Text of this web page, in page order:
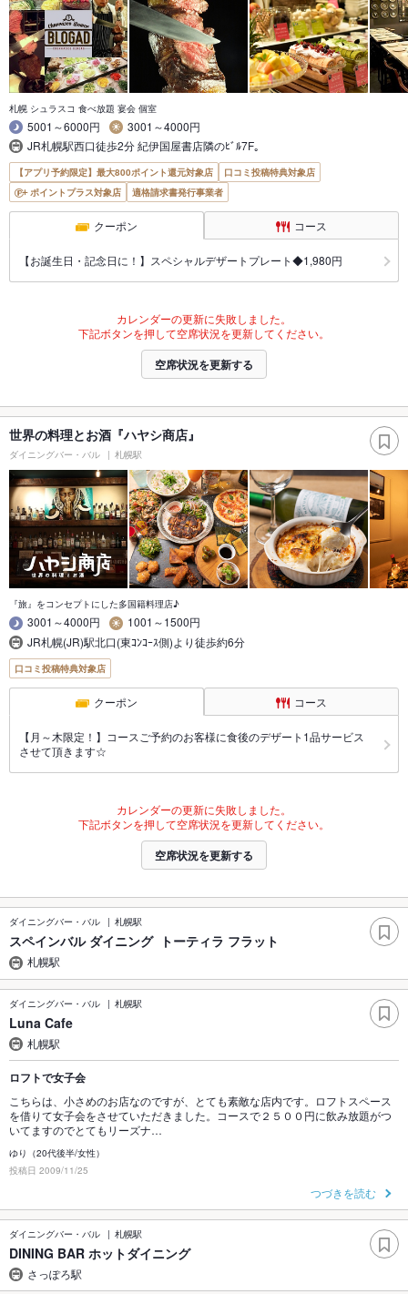
札幌 シュラスコ 食べ放題 宴会 個室
5001～6000円
3001～4000円
JR札幌駅西口徒歩2分 紀伊国屋書店隣のﾋﾞﾙ7F｡
【アプリ予約限定】最大800ポイント還元対象店
口コミ投稿特典対象店
ポイントプラス対象店
適格請求書発行事業者
クーポン コース
【お誕生日・記念日に！】スペシャルデザートプレート◆1,980円
カレンダーの更新に失敗しました。
下記ボタンを押して空席状況を更新してください。
空席状況を更新する
世界の料理とお酒『ハヤシ商店』
ダイニングバー・バル 札幌駅
『旅』をコンセプトにした多国籍料理店♪
3001～4000円
1001～1500円
JR札幌(JR)駅北口(東ｺﾝｺｰｽ側)より徒歩約6分
口コミ投稿特典対象店
クーポン コース
【月～木限定！】コースご予約のお客様に食後のデザート1品サービス
させて頂きます☆
カレンダーの更新に失敗しました。
下記ボタンを押して空席状況を更新してください。
空席状況を更新する
ダイニングバー・バル 札幌駅
スペインバル ダイニング トーティラ フラット
札幌駅
ダイニングバー・バル 札幌駅
Luna Cafe
札幌駅
ロフトで女子会
こちらは、小さめのお店なのですが、とても素敵な店内です。ロフトスペース
を借りて女子会をさせていただきました。コースで２５００円に飲み放題がつ
いてますのでとてもリーズナ…
ゆり（20代後半/女性）
投稿日 2009/11/25
つづきを読む
ダイニングバー・バル 札幌駅
DINING BAR ホットダイニング
さっぽろ駅